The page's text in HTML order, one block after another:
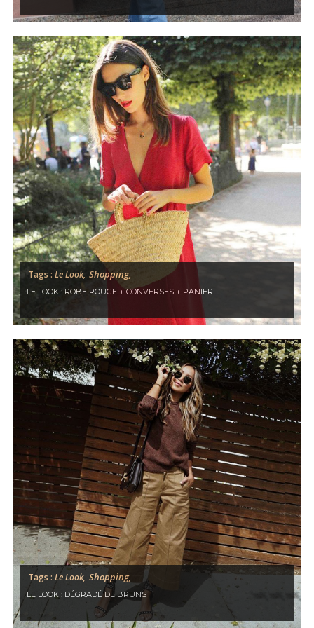
Tags : Le Look, Shopping,
LE LOOK : ROBE ROUGE + CONVERSES + PANIER
Tags : Le Look, Shopping,
LE LOOK : DÉGRADÉ DE BRUNS
This popup will close in: 59
LIFESTYLE
Inspirations, style et sélections
shopping
directement dans votre boite
aux lettres !
FERMER